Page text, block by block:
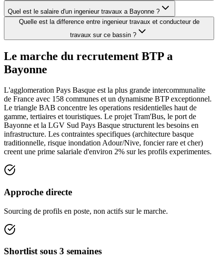
Quel est le salaire d'un ingenieur travaux a Bayonne ?
Quelle est la difference entre ingenieur travaux et conducteur de
travaux sur ce bassin ?
Le marche du recrutement BTP a
Bayonne
L'agglomeration Pays Basque est la plus grande intercommunalite
de France avec 158 communes et un dynamisme BTP exceptionnel.
Le triangle BAB concentre les operations residentielles haut de
gamme, tertiaires et touristiques. Le projet Tram'Bus, le port de
Bayonne et la LGV Sud Pays Basque structurent les besoins en
infrastructure. Les contraintes specifiques (architecture basque
traditionnelle, risque inondation Adour/Nive, foncier rare et cher)
creent une prime salariale d'environ 2% sur les profils experimentes.
Approche directe
Sourcing de profils en poste, non actifs sur le marche.
Shortlist sous 3 semaines